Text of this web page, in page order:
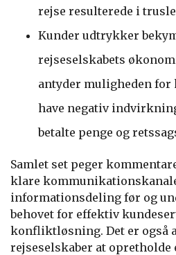
rejse resulterede i
Kunder udtrykker
rejseselskabets
antyder muligheden
have negativ
betalte penge og
Samlet set peger
klare
informationsdeling før og
behovet for effektiv
konfliktløsning. Det er også
rejseselskaber at